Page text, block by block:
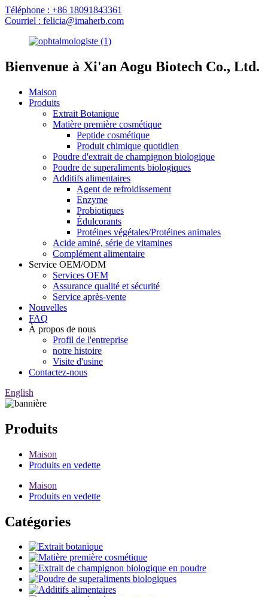
Téléphone : +86 18091843361
Courriel : felicia@imaherb.com
Bienvenue à Xi'an Aogu Biotech Co., Ltd.
Maison
Produits
Extrait Botanique
Matière première cosmétique
Peptide cosmétique
Produit chimique quotidien
Poudre d'extrait de champignon biologique
Poudre de superaliments biologiques
Additifs alimentaires
Agent de refroidissement
Enzyme
Probiotiques
Édulcorants
Protéines végétales/Protéines animales
Acide aminé, série de vitamines
Complément alimentaire
Service OEM/ODM
Services OEM
Assurance qualité et sécurité
Service après-vente
Nouvelles
FAQ
À propos de nous
Profil de l'entreprise
notre histoire
Visite d'usine
Contactez-nous
English
Produits
Maison
Produits en vedette
Maison
Produits en vedette
Catégories